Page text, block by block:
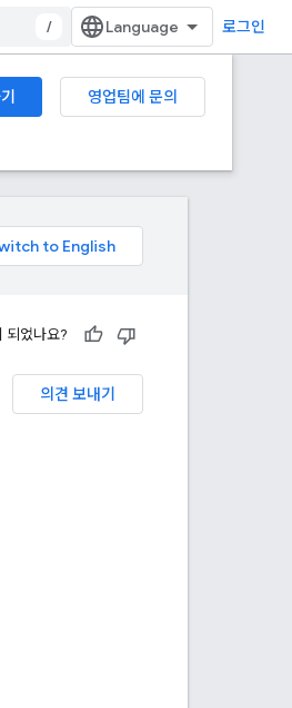
/ 로그인
영업팀에 문의
되었나요?
의견 보내기